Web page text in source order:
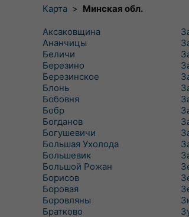
Карта > Минская обл.
Аксаковщина
Ананчицы
Беличи
Березино
Березинское
Блонь
Бобовня
Бобр
Богданов
Богушевичи
Большая Ухолода
Большевик
Большой Рожан
Борисов
Боровая
Боровляны
Братково